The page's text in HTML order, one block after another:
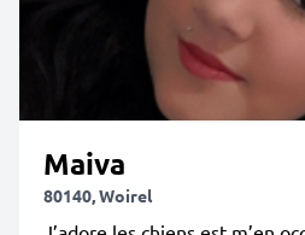
Maiva
80140, Woirel